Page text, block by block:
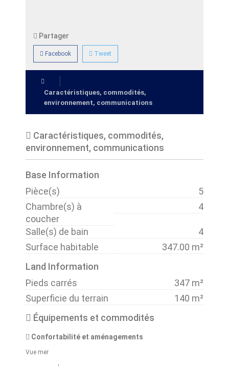
Partager
Facebook Tweet
Caractéristiques, commodités,
environnement, communications
Caractéristiques, commodités,
environnement, communications
Base Information
Pièce(s)
5
Chambre(s) à
coucher
4
Salle(s) de bain
4
Surface habitable
347.00 m²
Land Information
Pieds carrés
347 m²
Superficie du terrain
140 m²
Équipements et commodités
Confortabilité et aménagements
Vue mer